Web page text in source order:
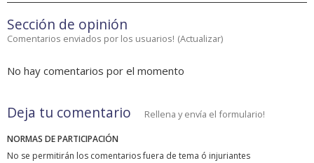
Sección de opinión
Comentarios enviados por los usuarios! (Actualizar)
No hay comentarios por el momento
Deja tu comentario Rellena y envía el formulario!
NORMAS DE PARTICIPACIÓN
No se permitirán los comentarios fuera de tema ó injuriantes